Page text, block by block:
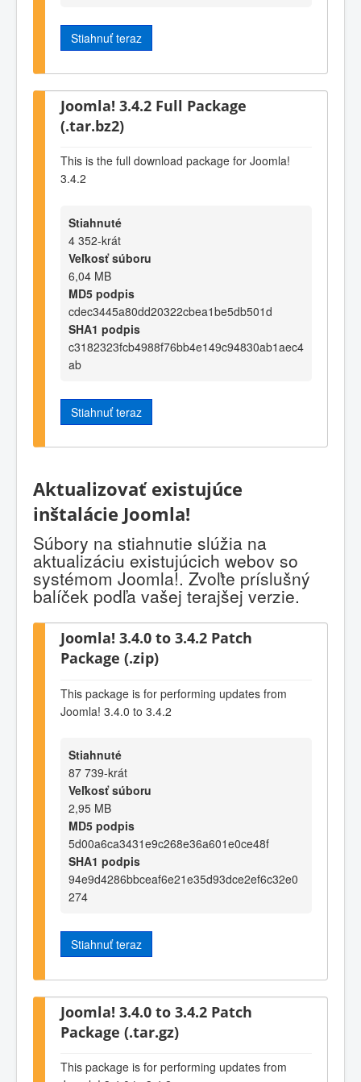
Stiahnuť teraz
Joomla! 3.4.2 Full Package
(.tar.bz2)
This is the full download package for Joomla!
3.4.2
Stiahnuté
4 352-krát
Veľkosť súboru
6,04 MB
MD5 podpis
cdec3445a80dd20322cbea1be5db501d
SHA1 podpis
c3182323fcb4988f76bb4e149c94830ab1aec4
ab
Stiahnuť teraz
Aktualizovať existujúce
inštalácie Joomla!
Súbory na stiahnutie slúžia na
aktualizáciu existujúcich webov so
systémom Joomla!. Zvoľte príslušný
balíček podľa vašej terajšej verzie.
Joomla! 3.4.0 to 3.4.2 Patch
Package (.zip)
This package is for performing updates from
Joomla! 3.4.0 to 3.4.2
Stiahnuté
87 739-krát
Veľkosť súboru
2,95 MB
MD5 podpis
5d00a6ca3431e9c268e36a601e0ce48f
SHA1 podpis
94e9d4286bbceaf6e21e35d93dce2ef6c32e0
274
Stiahnuť teraz
Joomla! 3.4.0 to 3.4.2 Patch
Package (.tar.gz)
This package is for performing updates from